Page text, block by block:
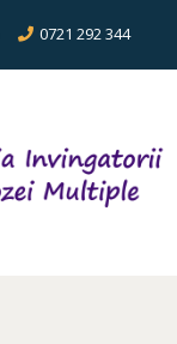
0721 292 344